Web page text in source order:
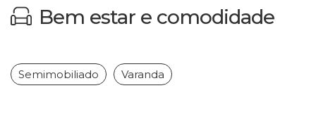
Bem estar e comodidade
Semimobiliado Varanda